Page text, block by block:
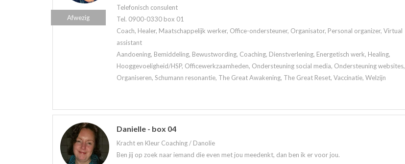
Telefonisch consulent
Tel. 0900-0330 box 01
Coach, Healer, Maatschappelijk werker, Office-ondersteuner, Organisator, Personal organizer, Virtual
assistant
Aandoening, Bemiddeling, Bewustwording, Coaching, Dienstverlening, Energetisch werk, Healing,
Hooggevoeligheid/HSP, Officewerkzaamheden, Ondersteuning social media, Ondersteuning websites,
Organiseren, Schumann resonantie, The Great Awakening, The Great Reset, Vaccinatie, Welzijn
Afwezig
Danielle - box 04
Kracht en Kleur Coaching / Danolie
Ben jij op zoek naar iemand die even met jou meedenkt, dan ben ik er voor jou.